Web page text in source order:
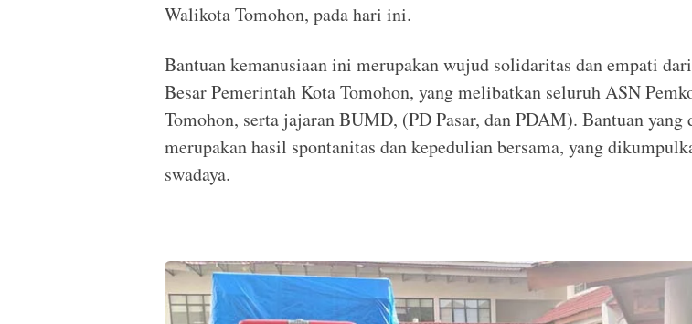
Walikota Tomohon, pada hari ini.
Bantuan kemanusiaan ini merupakan wujud solidaritas dan empati
Besar Pemerintah Kota Tomohon, yang melibatkan seluruh ASN
Tomohon, serta jajaran BUMD, (PD Pasar, dan PDAM). Bantuan yang
merupakan hasil spontanitas dan kepedulian bersama, yang
swadaya.